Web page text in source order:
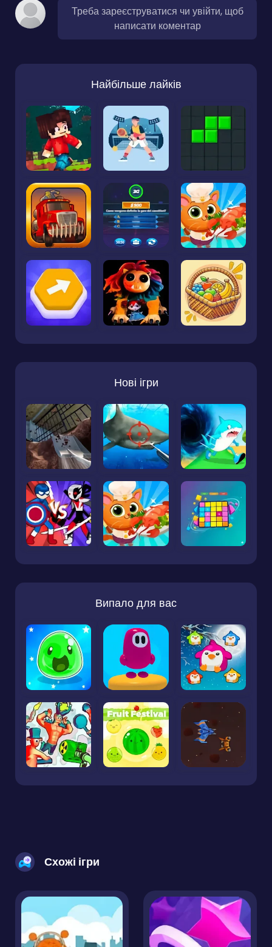
Треба зареєструватися чи увійти, щоб
написати коментар
Найбільше лайків
Нові ігри
Випало для вас
Схожі ігри